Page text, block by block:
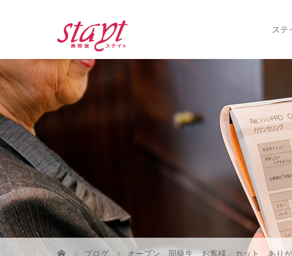
ステ
ブログ オープン、同級生、お客様、カット、あり